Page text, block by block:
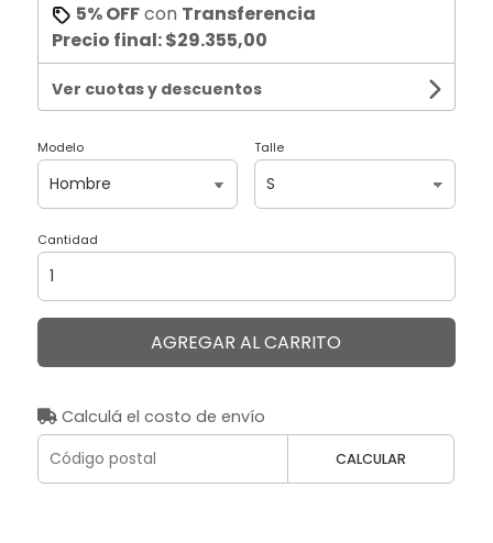
5% OFFcon Transferencia
Precio final:$29.355,00
Ver cuotas y descuentos
Modelo Talle
Cantidad
AGREGAR AL CARRITO
Calculá el costo de envío
CALCULAR